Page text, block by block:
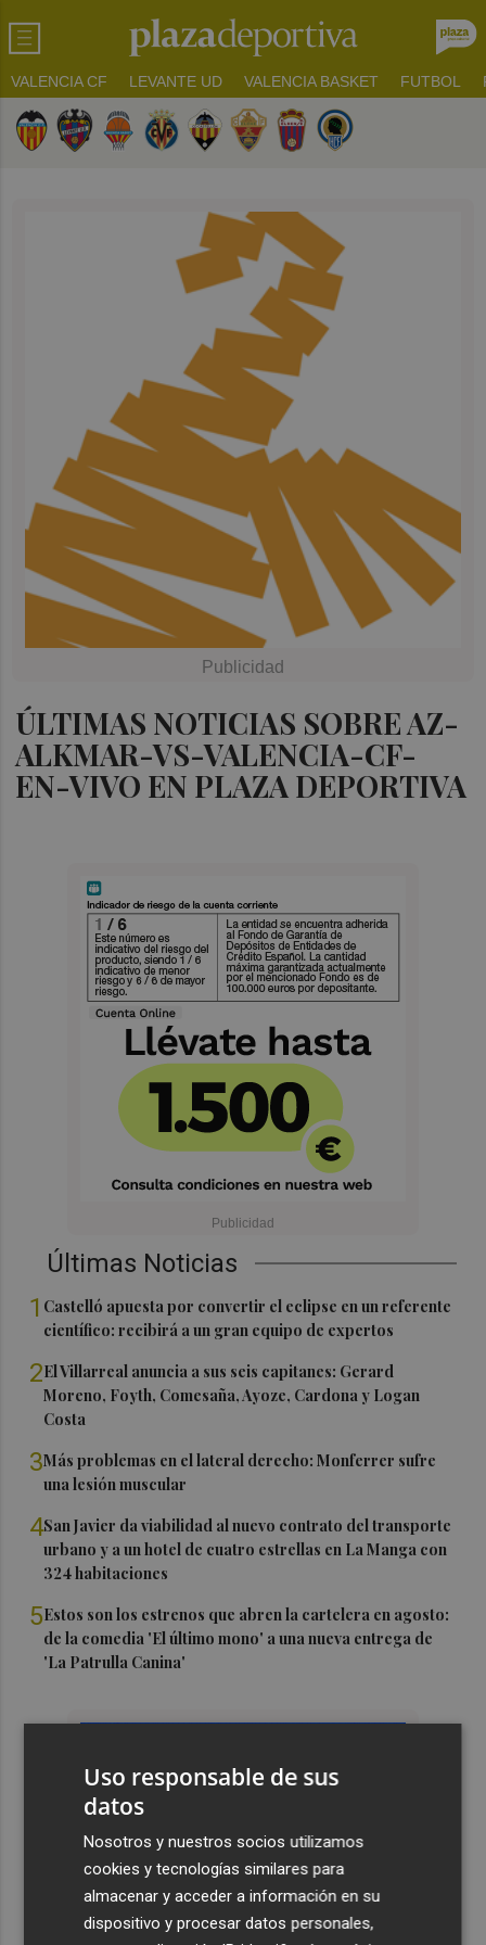
VALENCIA CF LEVANTE UD VALENCIA BASKET FUTBOL
ÚLTIMAS NOTICIAS SOBRE AZ-
ALKMAR-VS-VALENCIA-CF-
EN-VIVO EN PLAZA DEPORTIVA
Últimas Noticias
1 Castelló apuesta por convertir el eclipse en un referente
científico: recibirá a un gran equipo de expertos
2El Villarreal anuncia a sus seis capitanes: Gerard
Moreno, Foyth, Comesaña, Ayoze, Cardona y Logan
Costa
3Más problemas en el lateral derecho: Monferrer sufre
una lesión muscular
4San Javier da viabilidad al nuevo contrato del transporte
urbano y a un hotel de cuatro estrellas en La Manga con
324 habitaciones
5Estos son los estrenos que abren la cartelera en agosto:
de la comedia 'El último mono' a una nueva entrega de
'La Patrulla Canina'
Uso responsable de sus
datos
Nosotros y nuestros socios utilizamos
cookies y tecnologías similares para
almacenar y acceder a información en su
dispositivo y procesar datos personales,